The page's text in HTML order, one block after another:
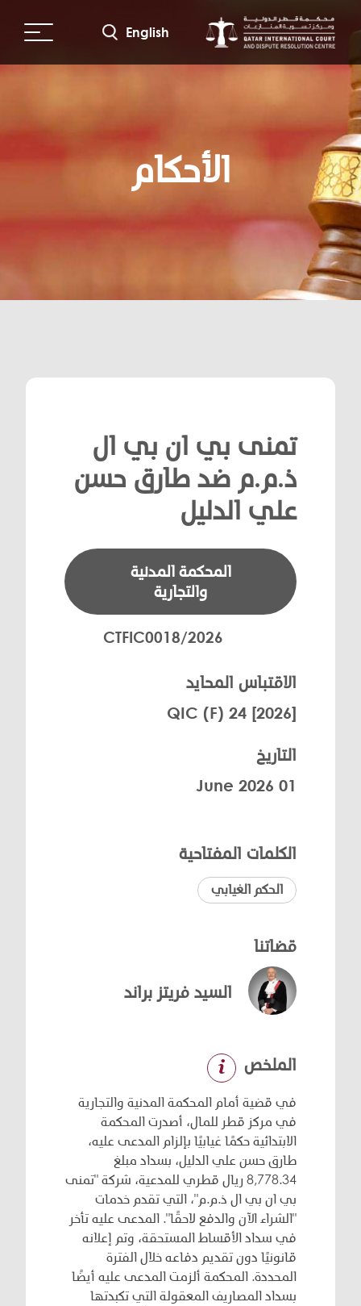
المحتوى
English
الأحكام
تمنى بي ان بي ال
ذ.م.م ضد طارق حسن
علي الدليل
المحكمة المدنية
والتجارية
CTFIC0018/2026
الاقتباس المحايد
[2026] QIC (F) 24
التاريخ
01 June 2026
الكلمات المفتاحية
الحكم الغيابي
قضاتنا
السيد فريتز براند
الملخص
في قضية أمام المحكمة المدنية والتجارية
في مركز قطر للمال، أصدرت المحكمة
الابتدائية حكمًا غيابيًا بإلزام المدعى عليه،
طارق حسن علي الدليل، بسداد مبلغ
8,778.34 ريال قطري للمدعية، شركة "تمنى
بي ان بي ال ذ.م.م"، التي تقدم خدمات
"الشراء الآن والدفع لاحقًا". المدعى عليه تأخر
في سداد الأقساط المستحقة، وتم إعلانه
قانونيًا دون تقديم دفاعه خلال الفترة
المحددة. المحكمة ألزمت المدعى عليه أيضًا
بسداد المصاريف المعقولة التي تكبدتها